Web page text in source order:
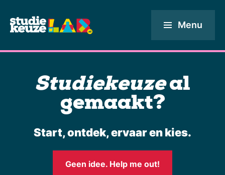
Menu
Studiekeuzeal
gemaakt?
Start, ontdek, ervaar en kies.
Geen idee. Help me out!